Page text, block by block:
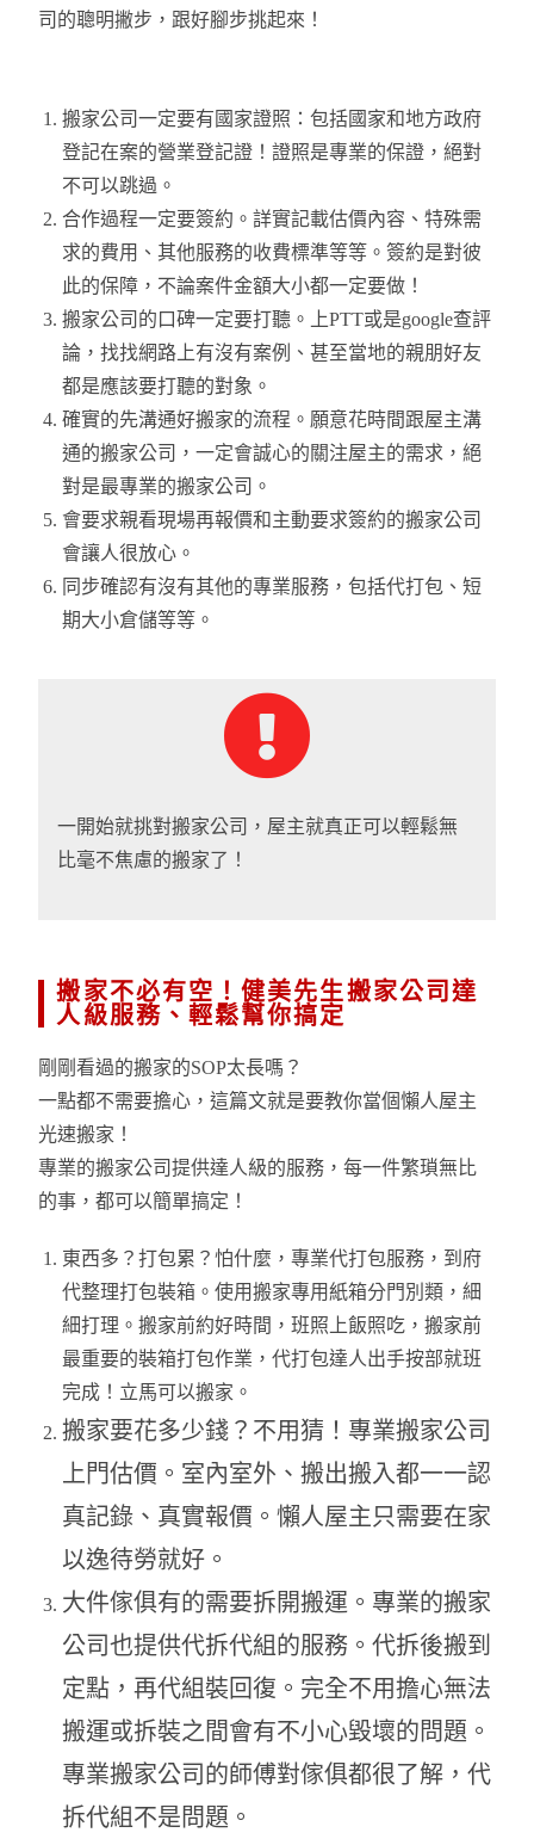
司的聰明撇步，跟好腳步挑起來！
搬家公司一定要有國家證照：包括國家和地方政府
登記在案的營業登記證！證照是專業的保證，絕對
不可以跳過。
合作過程一定要簽約。詳實記載估價內容、特殊需
求的費用、其他服務的收費標準等等。簽約是對彼
此的保障，不論案件金額大小都一定要做！
搬家公司的口碑一定要打聽。上PTT或是google查評
論，找找網路上有沒有案例、甚至當地的親朋好友
都是應該要打聽的對象。
確實的先溝通好搬家的流程。願意花時間跟屋主溝
通的搬家公司，一定會誠心的關注屋主的需求，絕
對是最專業的搬家公司。
會要求親看現場再報價和主動要求簽約的搬家公司
會讓人很放心。
同步確認有沒有其他的專業服務，包括代打包、短
期大小倉儲等等。
一開始就挑對搬家公司，屋主就真正可以輕鬆無
比毫不焦慮的搬家了！
搬家不必有空！健美先生搬家公司達
人級服務、輕鬆幫你搞定
剛剛看過的搬家的SOP太長嗎？
一點都不需要擔心，這篇文就是要教你當個懶人屋主
光速搬家！
專業的搬家公司提供達人級的服務，每一件繁瑣無比
的事，都可以簡單搞定！
東西多？打包累？怕什麼，專業代打包服務，到府
代整理打包裝箱。使用搬家專用紙箱分門別類，細
細打理。搬家前約好時間，班照上飯照吃，搬家前
最重要的裝箱打包作業，代打包達人出手按部就班
完成！立馬可以搬家。
搬家要花多少錢？不用猜！專業搬家公司
上門估價。室內室外、搬出搬入都一一認
真記錄、真實報價。懶人屋主只需要在家
以逸待勞就好。
大件傢俱有的需要拆開搬運。專業的搬家
公司也提供代拆代組的服務。代拆後搬到
定點，再代組裝回復。完全不用擔心無法
搬運或拆裝之間會有不小心毀壞的問題。
專業搬家公司的師傅對傢俱都很了解，代
拆代組不是問題。